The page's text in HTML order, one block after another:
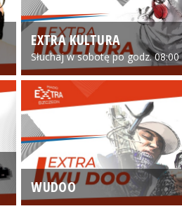
EXTRA KULTURA
Słuchaj w sobotę po godz. 08:00
WUDOO